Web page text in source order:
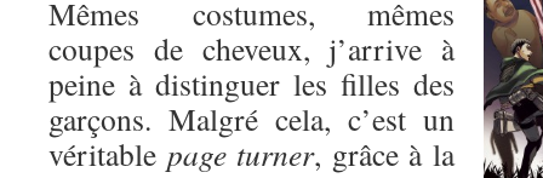
Mêmes costumes, mêmes
coupes de cheveux, j’arrive à
peine à distinguer les filles des
garçons. Malgré cela, c’est un
véritable page turner, grâce à la